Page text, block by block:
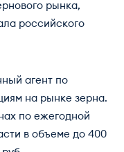
рынка,
российского
агент по
на рынке зерна.
по ежегодной
в объеме до 400